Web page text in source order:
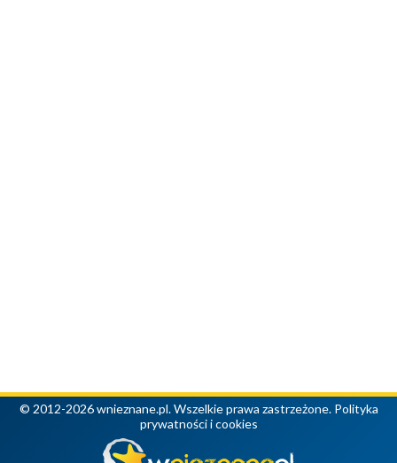
© 2012-2026 wnieznane.pl. Wszelkie prawa zastrzeżone. Polityka
prywatności i cookies